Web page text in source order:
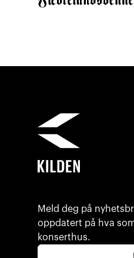
Meld deg på
oppdatert på hva
konserthus.